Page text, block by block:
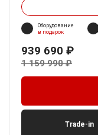
Оборудование
в подарок
939 690 ₽
1 159 990 ₽
Trade-in